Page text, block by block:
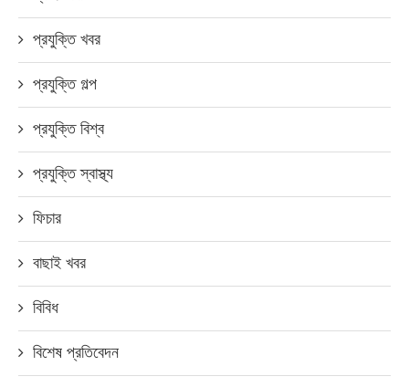
প্রযুক্তি খবর
প্রযুক্তি গল্প
প্রযুক্তি বিশ্ব
প্রযুক্তি স্বাস্থ্য
ফিচার
বাছাই খবর
বিবিধ
বিশেষ প্রতিবেদন